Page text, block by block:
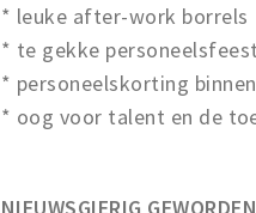
* leuke after-work borrels
* te gekke
* personeelskorting
* oog voor talent en de